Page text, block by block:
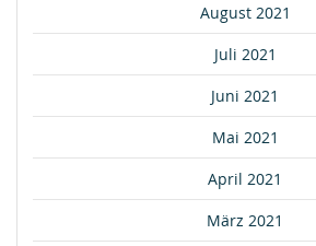
August 2021
Juli 2021
Juni 2021
Mai 2021
April 2021
März 2021